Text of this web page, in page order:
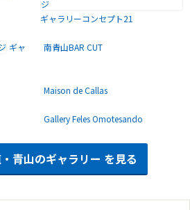
ギャラリーコンセプト21
ギャ
南青山BAR CUT
Maison de Callas
Gallery Feles Omotesando
青山のギャラリー を見る